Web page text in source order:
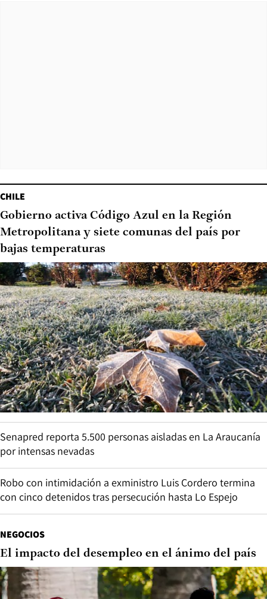
CHILE
Gobierno activa Código Azul en la Región
Metropolitana y siete comunas del país por
bajas temperaturas
Senapred reporta 5.500 personas aisladas en La Araucanía
por intensas nevadas
Robo con intimidación a exministro Luis Cordero termina
con cinco detenidos tras persecución hasta Lo Espejo
NEGOCIOS
El impacto del desempleo en el ánimo del país